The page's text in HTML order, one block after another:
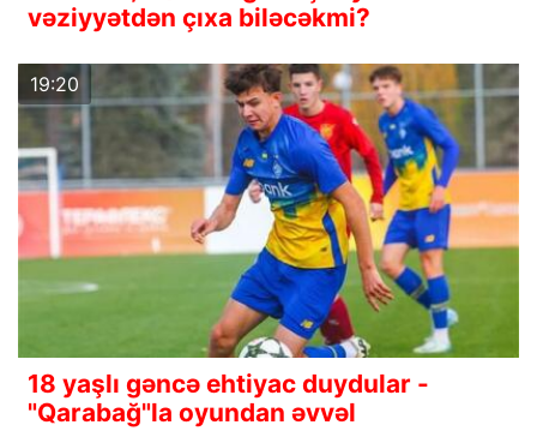
vəziyyətdən çıxa biləcəkmi?
19:20
18 yaşlı gəncə ehtiyac duydular -
"Qarabağ"la oyundan əvvəl